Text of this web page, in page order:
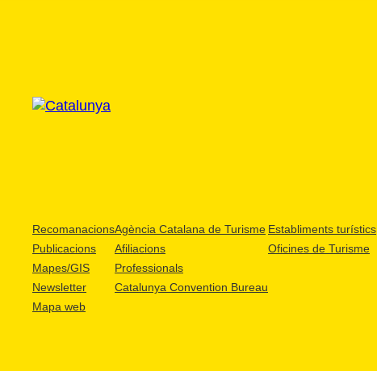
Recomanacions
Publicacions
Mapes/GIS
Newsletter
Mapa web
Agència Catalana de Turisme
Afiliacions
Professionals
Catalunya Convention Bureau
Establiments turístics
Oficines de Turisme